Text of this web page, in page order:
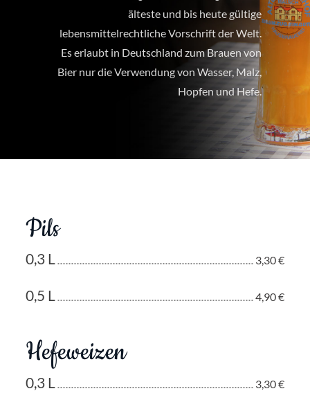
älteste und bis heute gültige
lebensmittelrechtliche Vorschrift der Welt.
Es erlaubt in Deutschland zum Brauen von
Bier nur die Verwendung von Wasser, Malz,
Hopfen und Hefe.
Pils
0,3 L 3,30 €
0,5 L 4,90 €
Hefeweizen
0,3 L 3,30 €